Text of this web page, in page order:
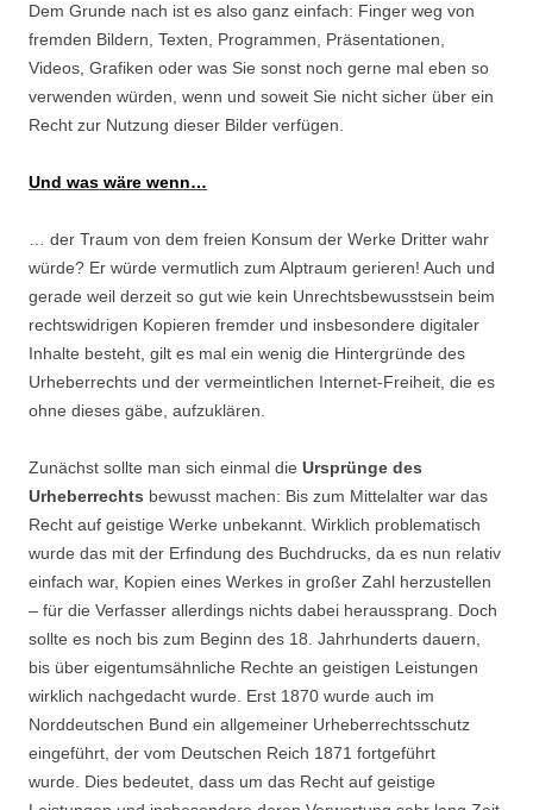
Dem Grunde nach ist es also ganz einfach: Finger weg von
fremden Bildern, Texten, Programmen, Präsentationen,
Videos, Grafiken oder was Sie sonst noch gerne mal eben so
verwenden würden, wenn und soweit Sie nicht sicher über ein
Recht zur Nutzung dieser Bilder verfügen.
Und was wäre wenn…
… der Traum von dem freien Konsum der Werke Dritter wahr
würde? Er würde vermutlich zum Alptraum gerieren! Auch und
gerade weil derzeit so gut wie kein Unrechtsbewusstsein beim
rechtswidrigen Kopieren fremder und insbesondere digitaler
Inhalte besteht, gilt es mal ein wenig die Hintergründe des
Urheberrechts und der vermeintlichen Internet-Freiheit, die es
ohne dieses gäbe, aufzuklären.
Zunächst sollte man sich einmal die Ursprünge des
Urheberrechts bewusst machen: Bis zum Mittelalter war das
Recht auf geistige Werke unbekannt. Wirklich problematisch
wurde das mit der Erfindung des Buchdrucks, da es nun relativ
einfach war, Kopien eines Werkes in großer Zahl herzustellen
– für die Verfasser allerdings nichts dabei heraussprang. Doch
sollte es noch bis zum Beginn des 18. Jahrhunderts dauern,
bis über eigentumsähnliche Rechte an geistigen Leistungen
wirklich nachgedacht wurde. Erst 1870 wurde auch im
Norddeutschen Bund ein allgemeiner Urheberrechtsschutz
eingeführt, der vom Deutschen Reich 1871 fortgeführt
wurde. Dies bedeutet, dass um das Recht auf geistige